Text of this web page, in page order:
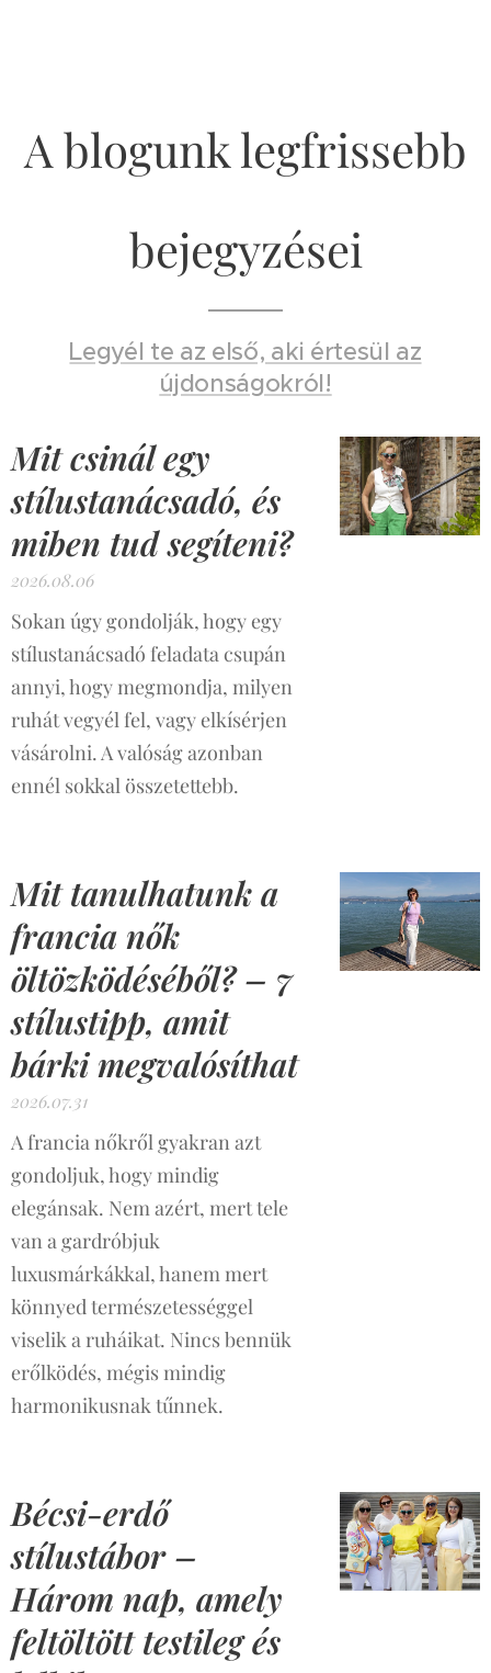
A blogunk legfrissebb
bejegyzései
Legyél te az első, aki értesül az
újdonságokról!
Mit csinál egy
stílustanácsadó, és
miben tud segíteni?
2026.08.06
Sokan úgy gondolják, hogy egy
stílustanácsadó feladata csupán
annyi, hogy megmondja, milyen
ruhát vegyél fel, vagy elkísérjen
vásárolni. A valóság azonban
ennél sokkal összetettebb.
Mit tanulhatunk a
francia nők
öltözködéséből? – 7
stílustipp, amit
bárki megvalósíthat
2026.07.31
A francia nőkről gyakran azt
gondoljuk, hogy mindig
elegánsak. Nem azért, mert tele
van a gardróbjuk
luxusmárkákkal, hanem mert
könnyed természetességgel
viselik a ruháikat. Nincs bennük
erőlködés, mégis mindig
harmonikusnak tűnnek.
Bécsi-erdő
stílustábor –
Három nap, amely
feltöltött testileg és